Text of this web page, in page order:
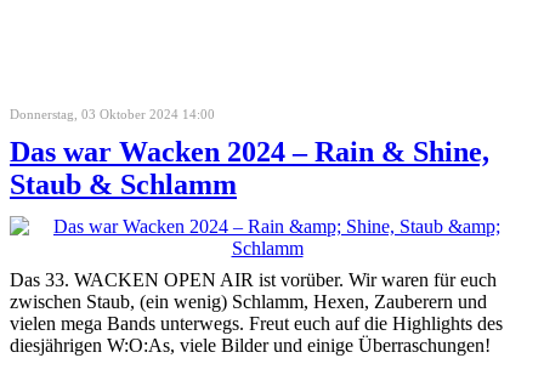
Donnerstag, 03 Oktober 2024 14:00
Das war Wacken 2024 – Rain & Shine,
Staub & Schlamm
Das 33. WACKEN OPEN AIR ist vorüber. Wir waren für euch
zwischen Staub, (ein wenig) Schlamm, Hexen, Zauberern und
vielen mega Bands unterwegs. Freut euch auf die Highlights des
diesjährigen W:O:As, viele Bilder und einige Überraschungen!